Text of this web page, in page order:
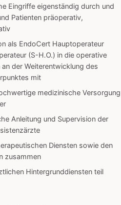
Eingriffe eigenständig durch und
Patienten präoperativ,
als EndoCert Hauptoperateur
(S-H.O.) in die operative
der Weiterentwicklung des
mit
medizinische Versorgung
Anleitung und Supervision der
Diensten sowie den
zusammen
Hintergrunddiensten teil